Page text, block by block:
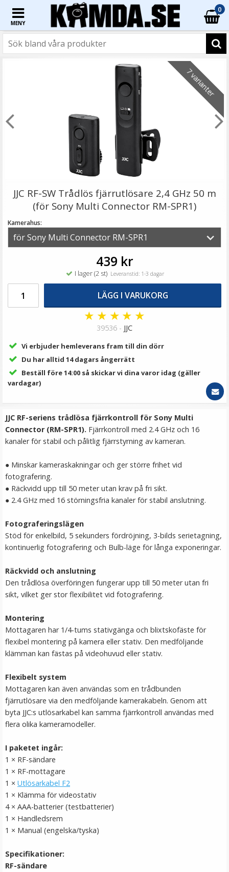
MENY
0
Step Up Ring 67-77mm - Gör filtergängan större
69 kr
LÄGG I VARUKORG
Step Up Ring 62-77mm - Gör filtergängan större
★★★★★
69 kr
LÄGG I VARUKORG
JJC fodral för 4 kamerabatterier och 4 minneskort (SD,
★★★★★
99 kr
Step Up Ring 67-72mm - Gör filtergängan större
7 varianter
JJC RF-SW Trådlös fjärrutlösare 2,4 GHz 50 m
(för Sony Multi Connector RM-SPR1)
Kamerahus:
439 kr
I lager (2 st) Leveranstid: 1-3 dagar
LÄGG I VARUKORG
★ ★ ★ ★ ★
39536 - JJC
Vi erbjuder hemleverans fram till din dörr
Du har alltid 14 dagars ångerrätt
Beställ före 14:00 så skickar vi dina varor idag (gäller
vardagar)
JJC RF-seriens trådlösa fjärrkontroll för Sony Multi
Connector (RM-SPR1). Fjärrkontroll med 2.4 GHz och 16
kanaler för stabil och pålitlig fjärrstyrning av kameran.
● Minskar kameraskakningar och ger större frihet vid
fotografering.
● Räckvidd upp till 50 meter utan krav på fri sikt.
● 2.4 GHz med 16 störningsfria kanaler för stabil anslutning.
Fotograferingslägen
Stöd för enkelbild, 5 sekunders fördröjning, 3-bilds serietagning,
kontinuerlig fotografering och Bulb-läge för långa exponeringar.
Räckvidd och anslutning
Den trådlösa överföringen fungerar upp till 50 meter utan fri
sikt, vilket ger stor flexibilitet vid fotografering.
Montering
Mottagaren har 1/4-tums stativgänga och blixtskofäste för
flexibel montering på kamera eller stativ. Den medföljande
klämman kan fästas på videohuvud eller stativ.
Flexibelt system
Mottagaren kan även användas som en trådbunden
fjärrutlösare via den medföljande kamerakabeln. Genom att
byta JJC:s utlösarkabel kan samma fjärrkontroll användas med
flera olika kameramodeller.
I paketet ingår:
1 × RF-sändare
1 × RF-mottagare
1 × Utlösarkabel F2
1 × Klämma för videostativ
4 × AAA-batterier (testbatterier)
1 × Handledsrem
1 × Manual (engelska/tyska)
Specifikationer:
RF-sändare